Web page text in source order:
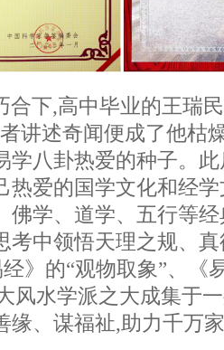
合下,高中毕业的王瑞
讲述奇闻便成了他枯
学八卦热爱的种子。
热爱的国学文化和经
佛学、道学、五行等
考中领悟天理之规、
》的“观物取象”、《
水学派之大成集于
缘、谋福祉,助力千万